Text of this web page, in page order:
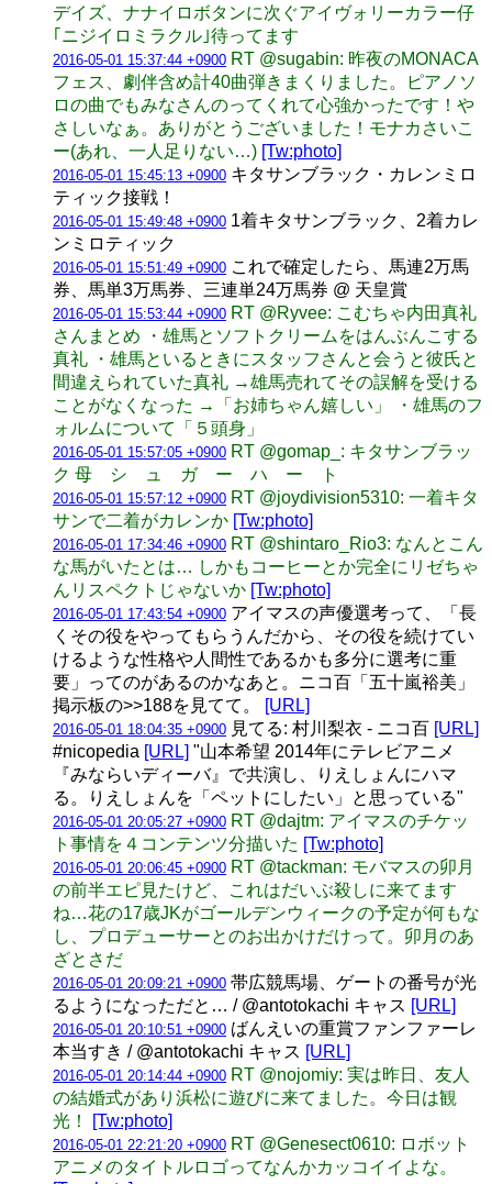
デイズ、ナナイロボタンに次ぐアイヴォリーカラー仔
｢ニジイロミラクル｣待ってます
2016-05-01 15:37:44 +0900 RT @sugabin: 昨夜のMONACA
フェス、劇伴含め計40曲弾きまくりました。ピアノソ
ロの曲でもみなさんのってくれて心強かったです！や
さしいなぁ。ありがとうございました！モナカさいこ
ー(あれ、一人足りない…) [Tw:photo]
2016-05-01 15:45:13 +0900 キタサンブラック・カレンミロ
ティック接戦！
2016-05-01 15:49:48 +0900 1着キタサンブラック、2着カレ
ンミロティック
2016-05-01 15:51:49 +0900 これで確定したら、馬連2万馬
券、馬単3万馬券、三連単24万馬券 @ 天皇賞
2016-05-01 15:53:44 +0900 RT @Ryvee: こむちゃ内田真礼
さんまとめ ・雄馬とソフトクリームをはんぶんこする
真礼 ・雄馬といるときにスタッフさんと会うと彼氏と
間違えられていた真礼 →雄馬売れてその誤解を受ける
ことがなくなった →「お姉ちゃん嬉しい」 ・雄馬のフ
ォルムについて「５頭身」
2016-05-01 15:57:05 +0900 RT @gomap_: キタサンブラッ
ク 母 シ ュ ガ ー ハ ー ト
2016-05-01 15:57:12 +0900 RT @joydivision5310: 一着キタ
サンで二着がカレンか [Tw:photo]
2016-05-01 17:34:46 +0900 RT @shintaro_Rio3: なんとこん
な馬がいたとは… しかもコーヒーとか完全にリゼちゃ
んリスペクトじゃないか [Tw:photo]
2016-05-01 17:43:54 +0900 アイマスの声優選考って、「長
くその役をやってもらうんだから、その役を続けてい
けるような性格や人間性であるかも多分に選考に重
要」ってのがあるのかなあと。ニコ百「五十嵐裕美」
掲示板の>>188を見てて。
[URL]
2016-05-01 18:04:35 +0900 見てる: 村川梨衣 - ニコ百 [URL]
#nicopedia [URL] "山本希望 2014年にテレビアニメ
『みならいディーバ』で共演し、りえしょんにハマ
る。りえしょんを「ペットにしたい」と思っている"
2016-05-01 20:05:27 +0900 RT @dajtm: アイマスのチケッ
ト事情を４コンテンツ分描いた [Tw:photo]
2016-05-01 20:06:45 +0900 RT @tackman: モバマスの卯月
の前半エピ見たけど、これはだいぶ殺しに来てます
ね…花の17歳JKがゴールデンウィークの予定が何もな
し、プロデューサーとのお出かけだけって。卯月のあ
ざとさだ
2016-05-01 20:09:21 +0900 帯広競馬場、ゲートの番号が光
るようになっただと… / @antotokachi キャス [URL]
2016-05-01 20:10:51 +0900 ばんえいの重賞ファンファーレ
本当すき / @antotokachi キャス [URL]
2016-05-01 20:14:44 +0900 RT @nojomiy: 実は昨日、友人
の結婚式があり浜松に遊びに来てました。今日は観
光！
[Tw:photo]
2016-05-01 22:21:20 +0900 RT @Genesect0610: ロボット
アニメのタイトルロゴってなんかカッコイイよな。